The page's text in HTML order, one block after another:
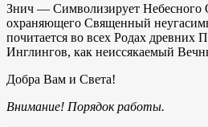
Знич — Символизирует Небесного
охраняющего Священный
почитается во всех Родах древних
Инглингов, как неиссякаемый
Добра Вам и Света!
Внимание! Порядок работы.